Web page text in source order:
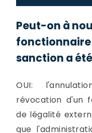
Peut-on à
fonctionnaire
sanction a
OUI:
révocation d'un
de légalité
que